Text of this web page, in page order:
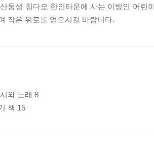
둥성 칭다오 한인타운에 사는 이방인 어린
작은 위로를 얻으시길 바랍니다.
와 노래 8
책 15